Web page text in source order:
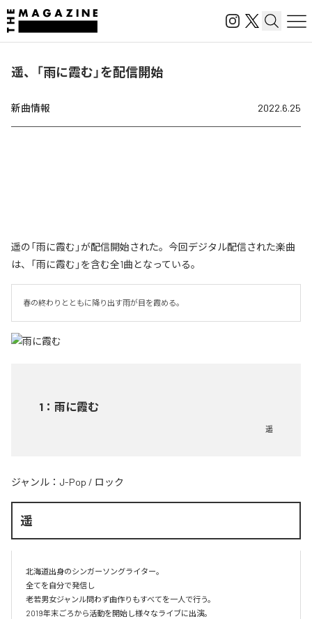
遥、「雨に霞む」を配信開始
新曲情報 2022.6.25
遥の「雨に霞む」が配信開始された。今回デジタル配信された楽曲
は、「雨に霞む」を含む全1曲となっている。
春の終わりとともに降り出す雨が目を霞める。
1 ： 雨に霞む
遥
ジャンル： J-Pop / ロック
遥
北海道出身のシンガーソングライター。
全てを自分で発信し
老若男女ジャンル問わず曲作りもすべてを一人で行う。
2019年末ごろから活動を開始し様々なライブに出演。